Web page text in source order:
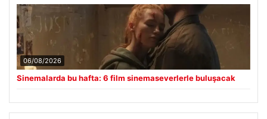
06/08/2026
Sinemalarda bu hafta: 6 film sinemaseverlerle buluşacak